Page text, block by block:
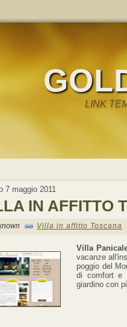
LINK
7 maggio 2011
IN AFFITTO
Villa in affitto Toscana
Villa
vacanze
poggio del
di comfort e
giardino con